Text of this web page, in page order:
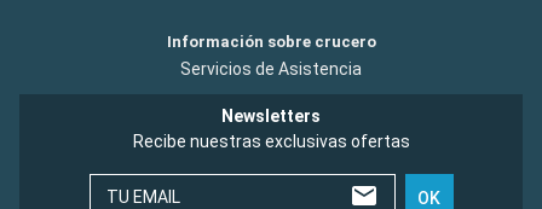
Información sobre crucero
Servicios de Asistencia
Newsletters
Recibe nuestras exclusivas ofertas
TU EMAIL OK